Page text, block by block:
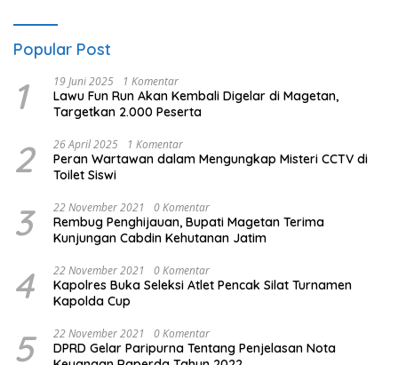
Popular Post
1 19 Juni 2025 1 Komentar
Lawu Fun Run Akan Kembali Digelar di Magetan,
Targetkan 2.000 Peserta
2 26 April 2025 1 Komentar
Peran Wartawan dalam Mengungkap Misteri CCTV di
Toilet Siswi
3 22 November 2021 0 Komentar
Rembug Penghijauan, Bupati Magetan Terima
Kunjungan Cabdin Kehutanan Jatim
4 22 November 2021 0 Komentar
Kapolres Buka Seleksi Atlet Pencak Silat Turnamen
Kapolda Cup
5 22 November 2021 0 Komentar
DPRD Gelar Paripurna Tentang Penjelasan Nota